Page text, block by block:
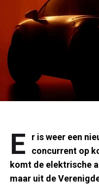
E
r is weer een
concurrent op
komt de elektrische
maar uit de